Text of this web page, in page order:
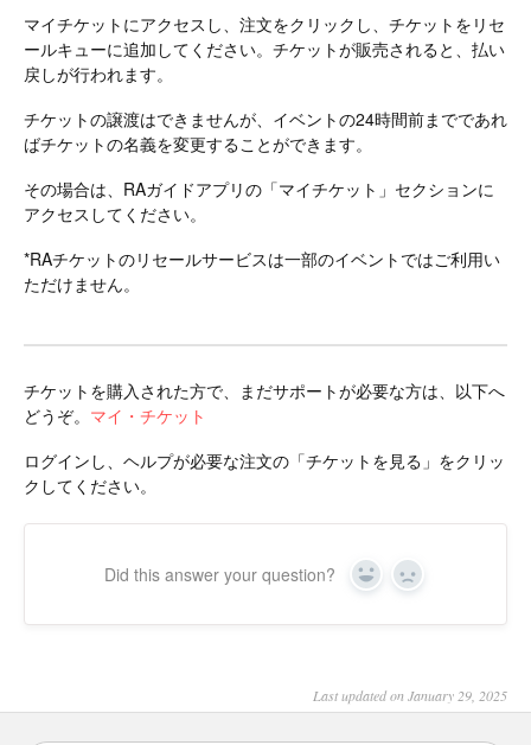
マイチケットにアクセスし、注文をクリックし、チケットをリセ
ールキューに追加してください。チケットが販売されると、払い
戻しが行われます。
チケットの譲渡はできませんが、イベントの24時間前までであれ
ばチケットの名義を変更することができます。
その場合は、RAガイドアプリの「マイチケット」セクションに
アクセスしてください。
*RAチケットのリセールサービスは一部のイベントではご利用い
ただけません。
チケットを購入された方で、まだサポートが必要な方は、以下へ
どうぞ。 マイ・チケット
ログインし、ヘルプが必要な注文の「チケットを見る」をクリッ
クしてください。
Did this answer your question? Yes No
Last updated on January 29, 2025